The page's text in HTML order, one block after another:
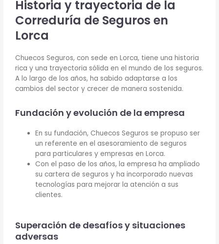
Historia y trayectoria de la
Correduría de Seguros en
Lorca
Chuecos Seguros, con sede en Lorca, tiene una historia
rica y una trayectoria sólida en el mundo de los seguros.
A lo largo de los años, ha sabido adaptarse a los
cambios del sector y crecer de manera sostenida.
Fundación y evolución de la empresa
En su fundación, Chuecos Seguros se propuso ser
un referente en el asesoramiento de seguros
para particulares y empresas en Lorca.
Con el paso de los años, la empresa ha ampliado
su cartera de seguros y ha incorporado nuevas
tecnologías para mejorar la atención a sus
clientes.
Superación de desafíos y situaciones
adversas